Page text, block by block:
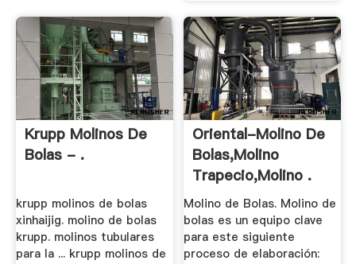
Krupp Molinos De
Bolas - .
krupp molinos de bolas
xinhaijig. molino de bolas
krupp. molinos tubulares
para la ... krupp molinos de
Oriental-Molino De
Bolas,Molino
Trapecio,Molino .
Molino de Bolas. Molino de
bolas es un equipo clave
para este siguiente
proceso de elaboración: